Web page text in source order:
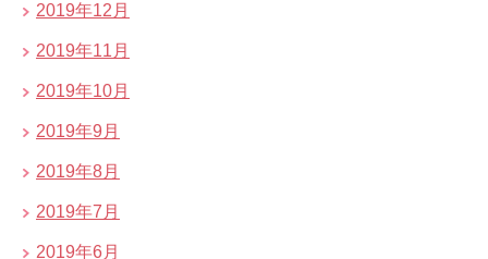
2019年12月
2019年11月
2019年10月
2019年9月
2019年8月
2019年7月
2019年6月